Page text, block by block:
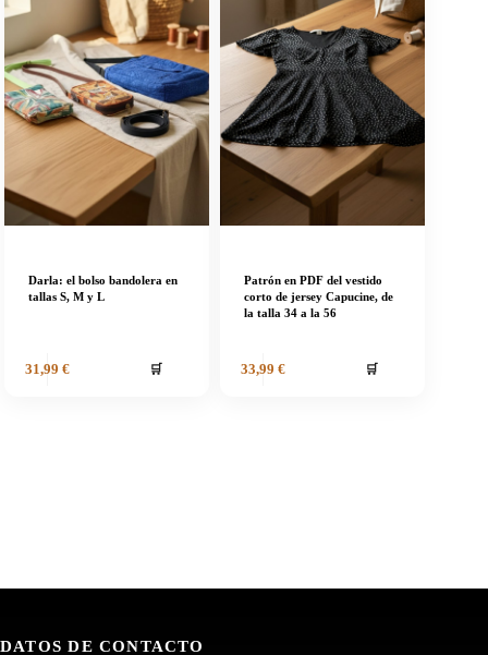
Darla: el bolso bandolera en
tallas S, M y L
31,99 € 🛒
Patrón en PDF del vestido
corto de jersey Capucine, de
la talla 34 a la 56
33,99 € 🛒
DATOS DE CONTACTO